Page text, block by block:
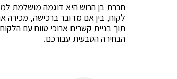
חברת בן הרוש היא דוגמה מושלמת
לקוח, בין אם מדובר ברכישה, מכירה
תוך בניית קשרים ארוכי טווח עם
הבחירה הטבעית עבורכם.